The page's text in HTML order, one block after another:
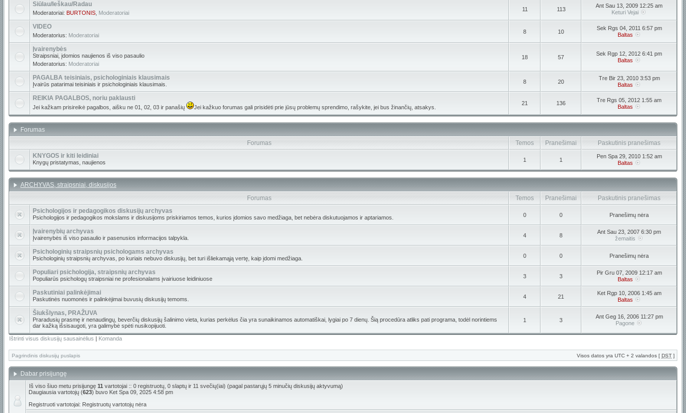
Siūlau/Ieškau/Radau
Moderatoriai: BURTONIS Moderatoriai
11 113
Ant Sau 13, 2009 12:25 am
Keturi Vejai
VIDEO
Moderatorius: Moderatoriai
8 10
Sek Rgs 04, 2011 6:57 pm
Baltas
Įvairenybės
Straipsniai, įdomios naujienos iš viso pasaulio
Moderatorius: Moderatoriai
18 57
Sek Rgp 12, 2012 6:41 pm
Baltas
PAGALBA teisiniais, psichologiniais klausimais
Įvairūs patarimai teisiniais ir psichologiniais klausimais. 8 20
Tre Bir 23, 2010 3:53 pm
Baltas
REIKIA PAGALBOS, noriu paklausti
Jei kažkam prisireikė pagalbos, aišku ne 01, 02, 03 ir panašių Jei kažkuo forumas gali prisidėti prie jūsų problemų sprendimo, rašykite, jei bus žinančių, atsakys.
21 136
Tre Rgs 05, 2012 1:55 am
Baltas
Forumas
Forumas
Temos Pranešimai
Paskutinis pranešimas
KNYGOS ir kiti leidiniai
Knygų pristatymas, naujienos 1 1
Pen Spa 29, 2010 1:52 am
Baltas
ARCHYVAS, straipsniai, diskusijos
Forumas
Temos Pranešimai
Paskutinis pranešimas
Psichologijos ir pedagogikos diskusijų archyvas
Psichologijos ir pedagogikos mokslams ir diskusijoms priskiriamos temos, kurios įdomios savo medžiaga, bet nebėra diskutuojamos ir aptariamos. 0 0 Pranešimų nėra
Įvairenybių archyvas
Įvairenybės iš viso pasaulio ir pasenusios informacijos talpykla. 4 8
Ant Sau 23, 2007 6:30 pm
žemaitis
Psichologinių straipsnių psichologams archyvas
Psichologinių straipsnių archyvas, po kuriais nebuvo diskusijų, bet turi išliekamąją vertę, kaip įdomi medžiaga. 0 0 Pranešimų nėra
Populiari psichologija, straipsnių archyvas
Populiarūs psichologų straipsniai ne profesionalams įvairiuose leidiniuose 3 3
Pir Gru 07, 2009 12:17 am
Baltas
Paskutiniai palinkėjimai
Paskutinės nuomonės ir palinkėjimai buvusių diskusijų temoms. 4 21
Ket Rgp 10, 2006 1:45 am
Baltas
Šiukšlynas, PRAŽUVA
Praradusių prasmę ir nenaudingų, beverčių diskusijų šalinimo vieta, kurias perkėlus čia yra sunaikinamos automatiškai, lygiai po 7 dienų. Šią procedūra atliks pati programa, todėl norintiems
dar kažką išsisaugoti, yra galimybė spėti nusikopijuoti.
1 3
Ant Geg 16, 2006 11:27 pm
Pagone
Ištrinti visus diskusijų sausainėlius | Komanda
Pagrindinis diskusijų puslapis Visos datos yra UTC + 2 valandos [ DST ]
Dabar prisijungę
Iš viso šiuo metu prisijungę 11 vartotojai :: 0 registruotų, 0 slaptų ir 11 svečių(iai) (pagal pastarųjų 5 minučių diskusijų aktyvumą)
Daugiausia vartotojų (623) buvo Ket Spa 09, 2025 4:58 pm
Registruoti vartotojai: Registruotų vartotojų nėra